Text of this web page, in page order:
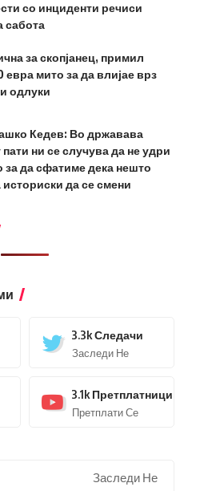
со инциденти речиси
сабота
за скопјанец, примил
евра мито за да влијае врз
одлуки
Кедев: Во државава
пати ни се случува да не удри
за да сфатиме дека нешто
историски да се смени
3.3kСледачи
Заследи Не
3.1k Претплатници
Претплати Се
Заследи Не